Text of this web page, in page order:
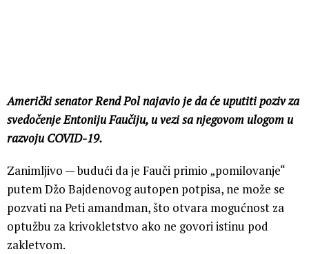
Američki senator Rend Pol najavio je da će uputiti poziv za
svedočenje Entoniju Faučiju, u vezi sa njegovom ulogom u
razvoju COVID-19.
Zanimljivo — budući da je Fauči primio „pomilovanje“
putem Džo Bajdenovog autopen potpisa, ne može se
pozvati na Peti amandman, što otvara mogućnost za
optužbu za krivokletstvo ako ne govori istinu pod
zakletvom.